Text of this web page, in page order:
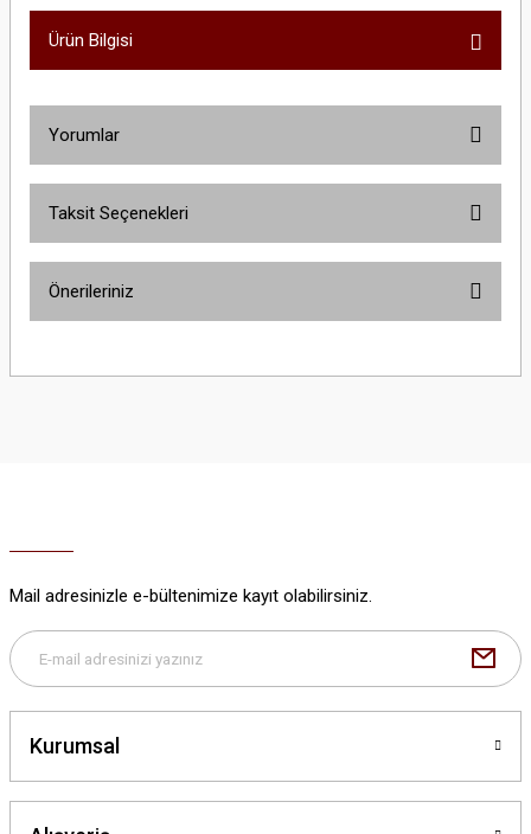
Ürün Bilgisi
Yorumlar
Taksit Seçenekleri
Önerileriniz
yetersiz gördüğünüz noktaları öneri formunu kullanarak tarafımıza
Bu ürüne benzer farklı alternatifler olmalı.
Mail adresinizle e-bültenimize kayıt olabilirsiniz.
Kurumsal